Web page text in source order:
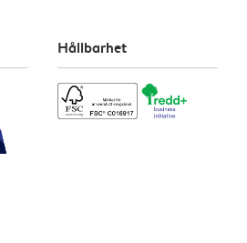
Hållbarhet